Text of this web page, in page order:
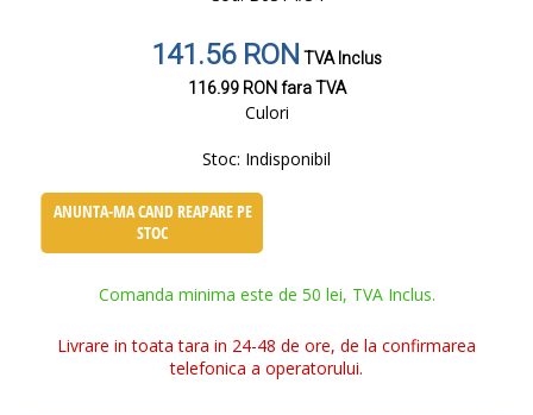
141.56 RONTVA Inclus
116.99 RONfara TVA
Culori
Stoc: Indisponibil
ANUNTA-MA CAND REAPARE PE
STOC
Comanda minima este de 50 lei, TVA Inclus.
Livrare in toata tara in 24-48 de ore, de la confirmarea
telefonica a operatorului.